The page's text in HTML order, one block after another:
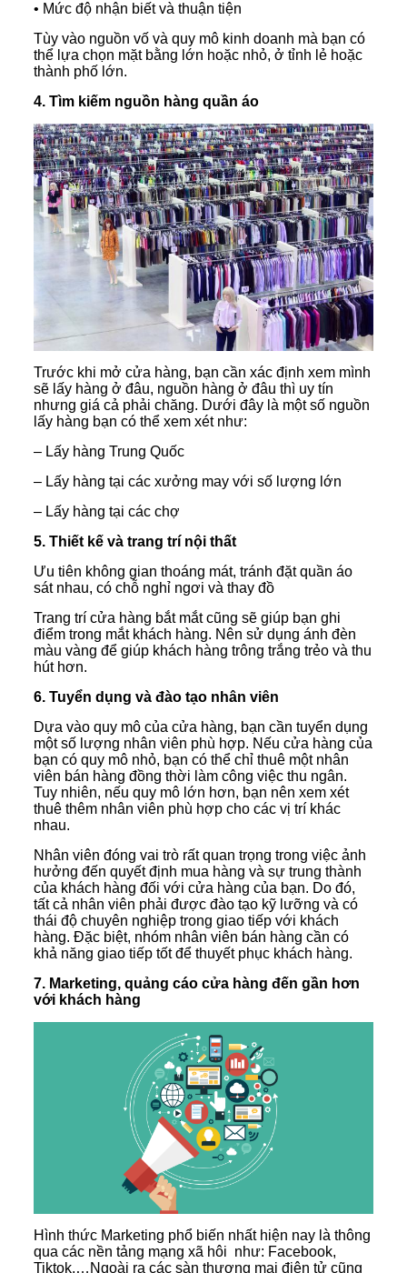
• Mức độ nhận biết và thuận tiện
Tùy vào nguồn vố và quy mô kinh doanh mà bạn có
thể lựa chọn mặt bằng lớn hoặc nhỏ, ở tỉnh lẻ hoặc
thành phố lớn.
4. Tìm kiếm nguồn hàng quần áo
Trước khi mở cửa hàng, bạn cần xác định xem mình
sẽ lấy hàng ở đâu, nguồn hàng ở đâu thì uy tín
nhưng giá cả phải chăng. Dưới đây là một số nguồn
lấy hàng bạn có thể xem xét như:
– Lấy hàng Trung Quốc
– Lấy hàng tại các xưởng may với số lượng lớn
– Lấy hàng tại các chợ
5. Thiết kế và trang trí nội thất
Ưu tiên không gian thoáng mát, tránh đặt quần áo
sát nhau, có chỗ nghỉ ngơi và thay đồ
Trang trí cửa hàng bắt mắt cũng sẽ giúp bạn ghi
điểm trong mắt khách hàng. Nên sử dụng ánh đèn
màu vàng để giúp khách hàng trông trắng trẻo và thu
hút hơn.
6. Tuyển dụng và đào tạo nhân viên
Dựa vào quy mô của cửa hàng, bạn cần tuyển dụng
một số lượng nhân viên phù hợp. Nếu cửa hàng của
bạn có quy mô nhỏ, bạn có thể chỉ thuê một nhân
viên bán hàng đồng thời làm công việc thu ngân.
Tuy nhiên, nếu quy mô lớn hơn, bạn nên xem xét
thuê thêm nhân viên phù hợp cho các vị trí khác
nhau.
Nhân viên đóng vai trò rất quan trọng trong việc ảnh
hưởng đến quyết định mua hàng và sự trung thành
của khách hàng đối với cửa hàng của bạn. Do đó,
tất cả nhân viên phải được đào tạo kỹ lưỡng và có
thái độ chuyên nghiệp trong giao tiếp với khách
hàng. Đặc biệt, nhóm nhân viên bán hàng cần có
khả năng giao tiếp tốt để thuyết phục khách hàng.
7. Marketing, quảng cáo cửa hàng đến gần hơn
với khách hàng
Hình thức Marketing phổ biến nhất hiện nay là thông
qua các nền tảng mạng xã hôi như: Facebook,
Tiktok,…Ngoài ra các sàn thương mại điện tử cũng